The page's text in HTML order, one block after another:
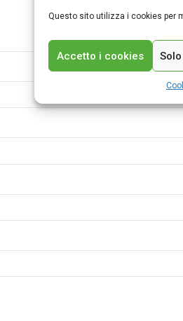
Questo sito utilizza i cookies per
Accetto i cookies